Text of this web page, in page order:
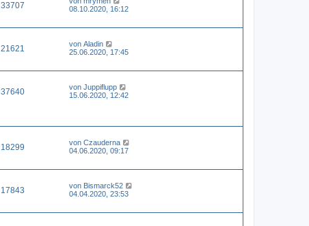
33707
08.10.2020, 16:12
21621 von Aladin
25.06.2020, 17:45
37640 von Juppiflupp
15.06.2020, 12:42
18299 von Czauderna
04.06.2020, 09:17
17843 von Bismarck52
04.04.2020, 23:53